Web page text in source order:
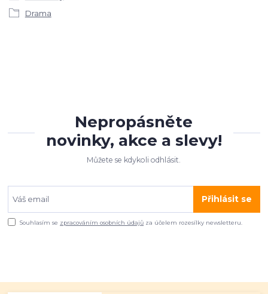
Drama
Nepropásněte
novinky, akce a slevy!
Můžete se kdykoli odhlásit.
Přihlásit se
Souhlasím se zpracováním osobních údajů za účelem rozesílky newsletteru.